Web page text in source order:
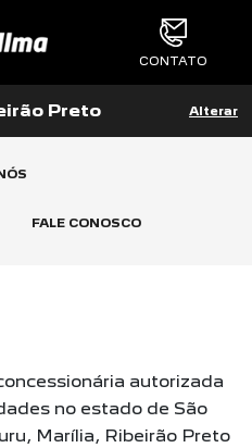
CONTATO
Preto Alterar
FALE CONOSCO
autorizada
no estado de São
Marília, Ribeirão Preto